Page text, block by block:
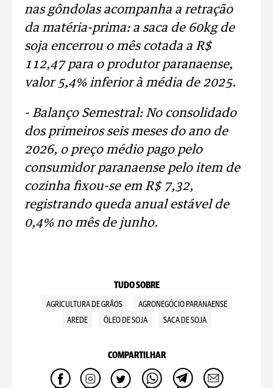
nas gôndolas acompanha a retração
da matéria-prima: a saca de 60kg de
soja encerrou o mês cotada a R$
112,47 para o produtor paranaense,
valor 5,4% inferior à média de 2025.
- Balanço Semestral: No consolidado
dos primeiros seis meses do ano de
2026, o preço médio pago pelo
consumidor paranaense pelo item de
cozinha fixou-se em R$ 7,32,
registrando queda anual estável de
0,4% no mês de junho.
TUDO SOBRE
AGRICULTURA DE GRÃOS
AGRONEGÓCIO PARANAENSE
AREDE
ÓLEO DE SOJA SACA DE SOJA
COMPARTILHAR